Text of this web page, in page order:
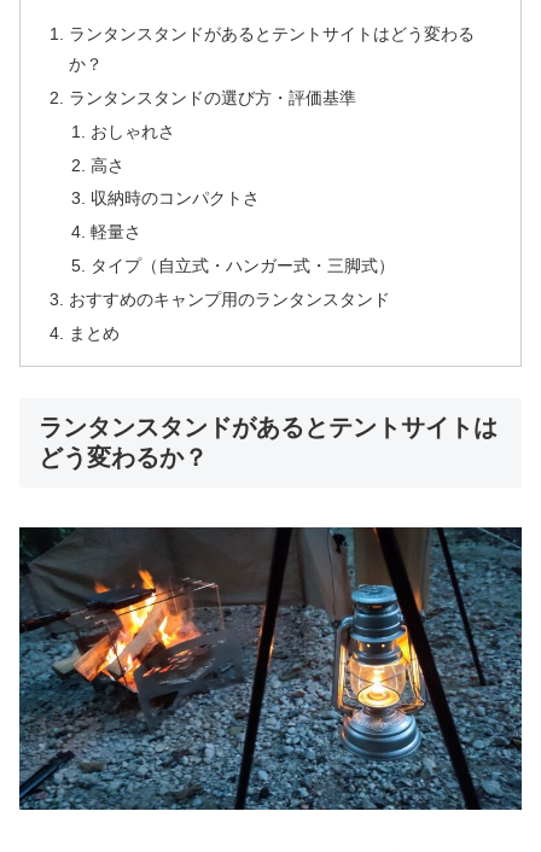
ランタンスタンドがあるとテントサイトはどう変わる
か？
ランタンスタンドの選び方・評価基準
おしゃれさ
高さ
収納時のコンパクトさ
軽量さ
タイプ（自立式・ハンガー式・三脚式）
おすすめのキャンプ用のランタンスタンド
まとめ
ランタンスタンドがあるとテントサイトは
どう変わるか？